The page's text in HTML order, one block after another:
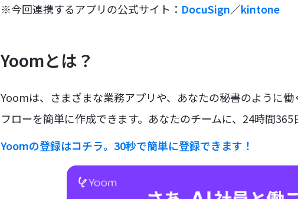
※今回連携するアプリの公式サイト： DocuSign／kintone
Yoomとは？
Yoomは、さまざまな業務アプリや、あなたの秘書のように
フローを簡単に作成できます。あなたのチームに、24時間365
Yoomの登録はコチラ。30秒で簡単に登録できます！